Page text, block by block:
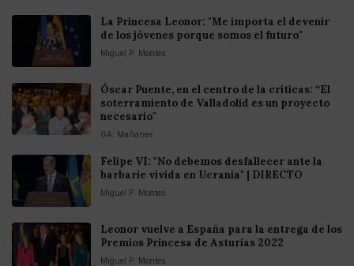
La Princesa Leonor: "Me importa el devenir
de los jóvenes porque somos el futuro"
Miguel P. Montes
Óscar Puente, en el centro de la críticas: “El
soterramiento de Valladolid es un proyecto
necesario"
GA. Mañanes
Felipe VI: "No debemos desfallecer ante la
barbarie vivida en Ucrania" | DIRECTO
Miguel P. Montes
Leonor vuelve a España para la entrega de los
Premios Princesa de Asturias 2022
Miguel P. Montes